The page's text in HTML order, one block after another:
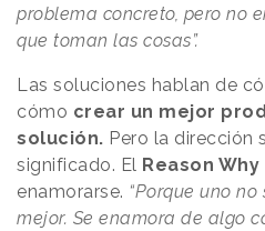
problema concreto, pero no
que toman las cosas”.
Las soluciones hablan de
cómo crear un mejor
solución. Pero la dirección
significado. El Reason Why
enamorarse. “Porque uno
mejor. Se enamora de algo